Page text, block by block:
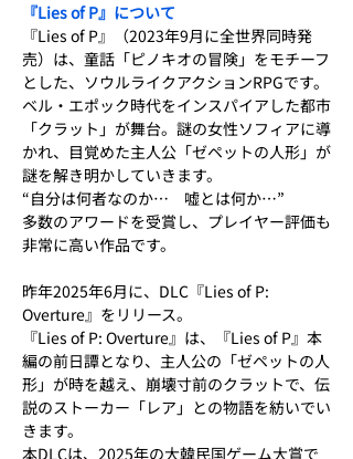
『Lies of P』について
『Lies of P』（2023年9月に全世界同時発
売）は、童話「ピノキオの冒険」をモチーフ
とした、ソウルライクアクションRPGです。
ベル・エポック時代をインスパイアした都市
「クラット」が舞台。謎の女性ソフィアに導
かれ、目覚めた主人公「ゼペットの人形」が
謎を解き明かしていきます。
“自分は何者なのか…　嘘とは何か…”
多数のアワードを受賞し、プレイヤー評価も
非常に高い作品です。
昨年2025年6月に、DLC『Lies of P:
Overture』をリリース。
『Lies of P: Overture』は、『Lies of P』本
編の前日譚となり、主人公の「ゼペットの人
形」が時を越え、崩壊寸前のクラットで、伝
説のストーカー「レア」との物語を紡いでい
きます。
本DLCは、2025年の大韓民国ゲーム大賞で